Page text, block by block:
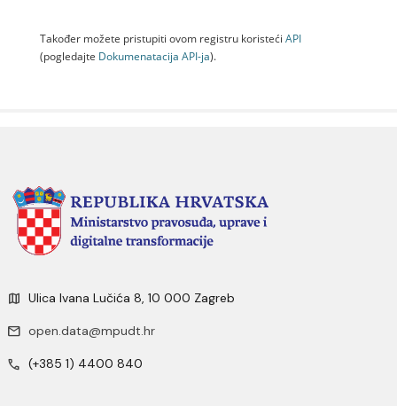
Također možete pristupiti ovom registru koristeći API
(pogledajte Dokumenаtаcijа API-jа).